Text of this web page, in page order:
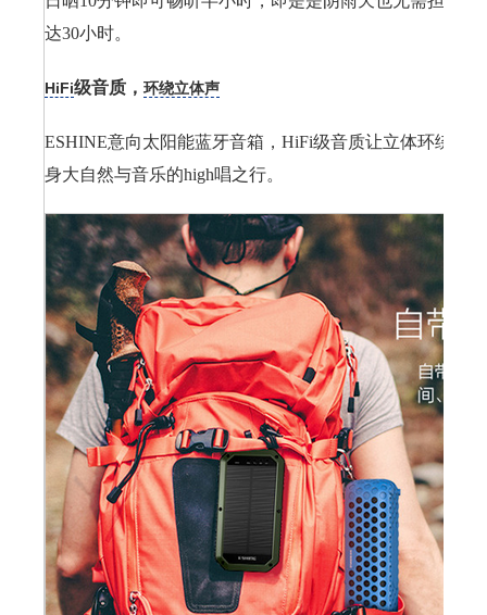
达30小时。
HiFi级音质， 环绕立体声
ESHINE意向太阳能蓝牙音箱，HiFi级音质让立体环绕音
身大自然与音乐的high唱之行。